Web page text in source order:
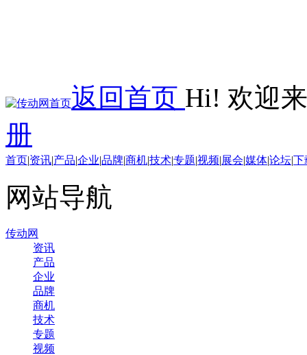
返回首页 Hi! 欢迎
册
首页|资讯|产品|企业|品牌|商机|技术|专题|视频|展会|媒体|论坛|下
网站导航
传动网
资讯
产品
企业
品牌
商机
技术
专题
视频